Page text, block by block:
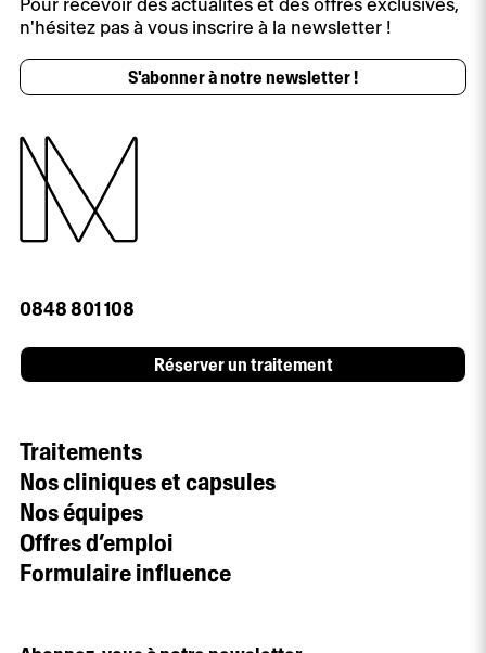
Pour recevoir des actualités et des offres exclusives,
n'hésitez pas à vous inscrire à la newsletter !
S'abonner à notre newsletter !
0848 801 108
Réserver un traitement
Traitements
Nos cliniques et capsules
Nos équipes
Offres d’emploi
Formulaire influence